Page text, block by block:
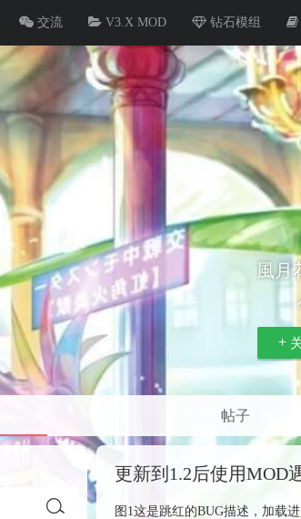
交流 V3.X MOD 钻石模组
風月
帖子
更新到1.2后使用MOD
图1这是跳红的BUG描述，加载